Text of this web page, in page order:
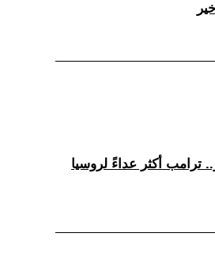
ترامب أكثر عداءً لروسيا